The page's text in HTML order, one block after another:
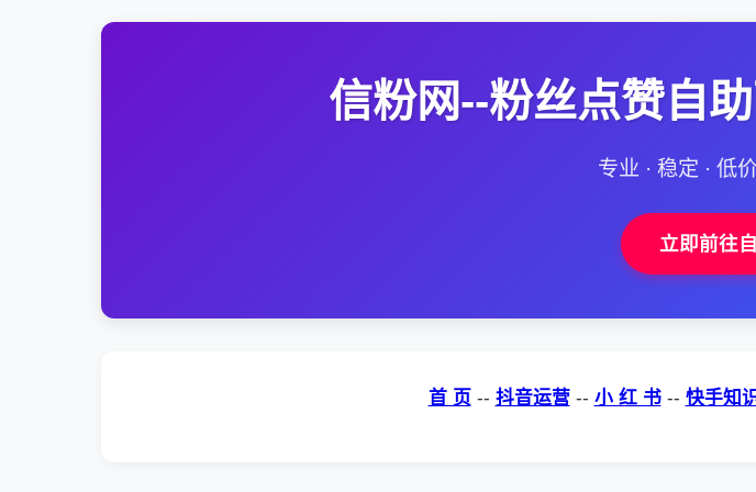
信粉网--粉丝点赞自
专业 · 稳定 · 低
立即前往
首 页 -- 抖音运营 -- 小 红 书 -- 快手知